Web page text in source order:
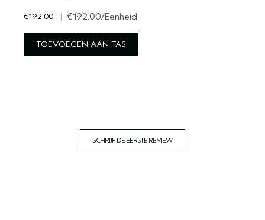
€192.00 | €192.00/Eenheid
TOEVOEGEN AAN TAS
SCHRIJF DE EERSTE REVIEW